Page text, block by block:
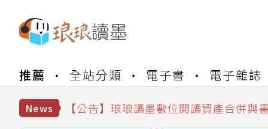
推薦 全站分類 電子書 電子雜誌
News
【公告】因 Readmoo 讀墨系統維護中
【公告】琅琅讀墨書櫃開通常見問題